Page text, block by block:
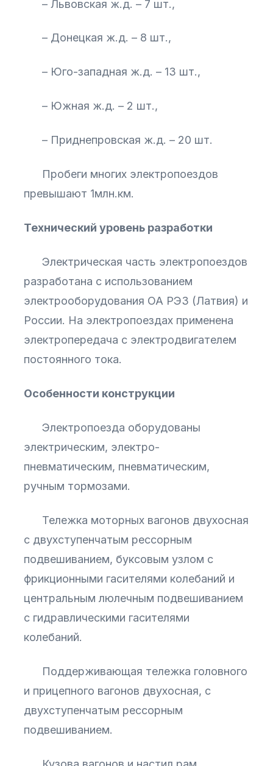
– Львовская ж.д. – 7 шт.,
– Донецкая ж.д. – 8 шт.,
– Юго-западная ж.д. – 13 шт.,
– Южная ж.д. – 2 шт.,
– Приднепровская ж.д. – 20 шт.
Пробеги многих электропоездов
превышают 1млн.км.
Технический уровень разработки
Электрическая часть электропоездов
разработана с использованием
электрооборудования ОА РЭЗ (Латвия) и
России. На электропоездах применена
электропередача с электродвигателем
постоянного тока.
Особенности конструкции
Электропоезда оборудованы
электрическим, электро-
пневматическим, пневматическим,
ручным тормозами.
Тележка моторных вагонов двухосная
с двухступенчатым рессорным
подвешиванием, буксовым узлом с
фрикционными гасителями колебаний и
центральным люлечным подвешиванием
с гидравлическими гасителями
колебаний.
Поддерживающая тележка головного
и прицепного вагонов двухосная, с
двухступенчатым рессорным
подвешиванием.